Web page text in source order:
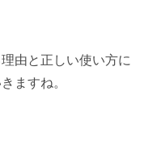
由と正しい使い方に
ますね。